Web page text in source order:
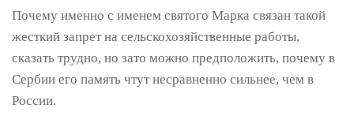
Почему именно с именем святого Марка связан такой
жесткий запрет на сельскохозяйственные работы,
сказать трудно, но зато можно предположить, почему в
Сербии его память чтут несравненно сильнее, чем в
России.